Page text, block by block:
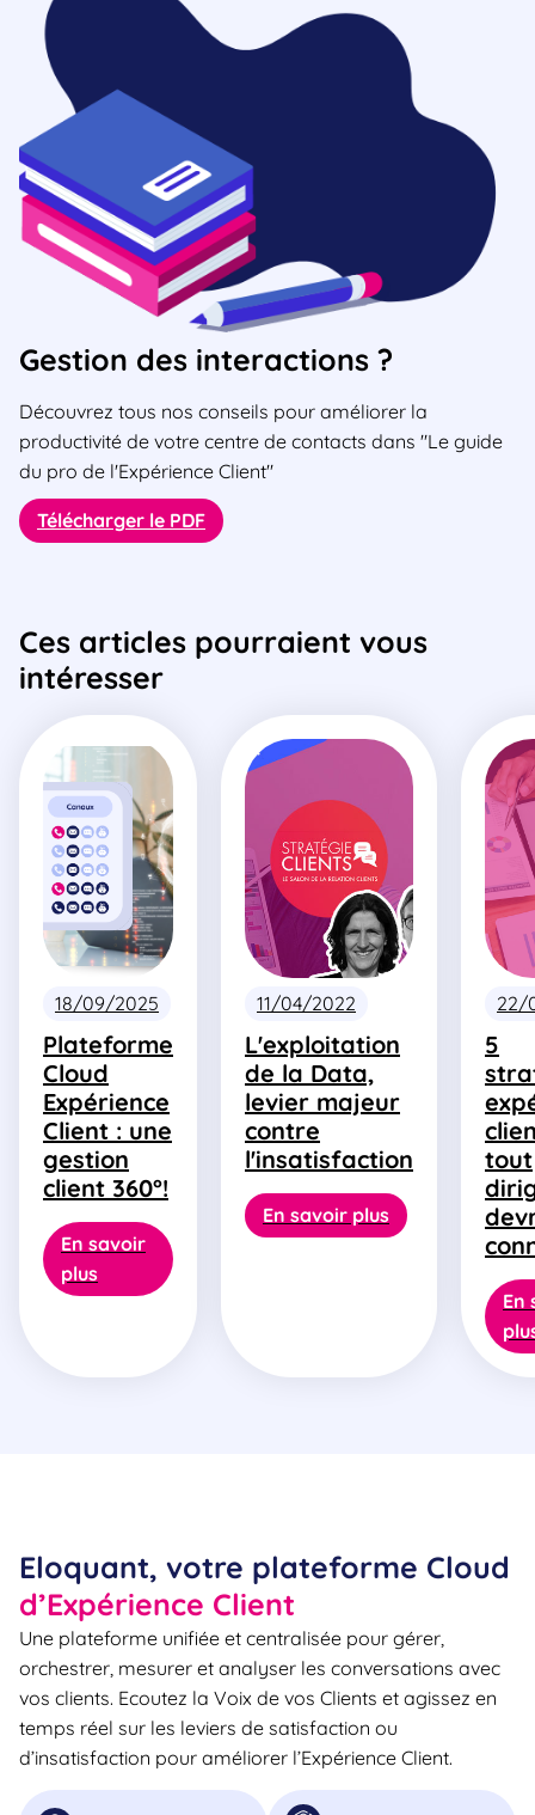
Gestion des interactions ?
Découvrez tous nos conseils pour améliorer la
productivité de votre centre de contacts dans "Le guide
du pro de l'Expérience Client"
Télécharger le PDF
Ces articles pourraient vous
intéresser
18/09/2025
Plateforme
Cloud
Expérience
Client : une
gestion
client 360°!
En savoir
plus
11/04/2022
L'exploitation
de la Data,
levier majeur
contre
l'insatisfaction
En savoir plus
22/
5
tout
En
Eloquant, votre plateforme Cloud
d’Expérience Client
Une plateforme unifiée et centralisée pour gérer,
orchestrer, mesurer et analyser les conversations avec
vos clients. Ecoutez la Voix de vos Clients et agissez en
temps réel sur les leviers de satisfaction ou
d’insatisfaction pour améliorer l’Expérience Client.